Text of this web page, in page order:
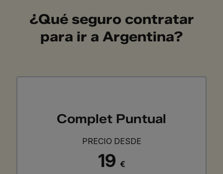
¿Qué seguro contratar
para ir a Argentina?
Complet Puntual
PRECIO DESDE
19 €